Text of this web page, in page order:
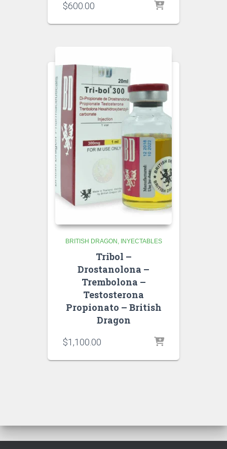
$600.00
BRITISH DRAGON INYECTABLES
Tribol –
Drostanolona –
Trembolona –
Testosterona
Propionato – British
Dragon
$1,100.00